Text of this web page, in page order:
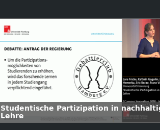
Studentische Partizipation in
Lehre